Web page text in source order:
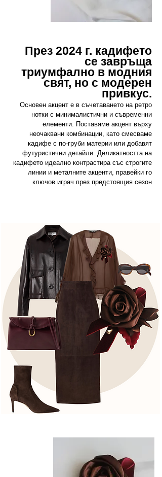
През 2024 г. кадифето
се завръща
триумфално в модния
свят, но с модерен
привкус.
Основен акцент е в съчетаването на ретро
нотки с минималистични и съвременни
елементи. Поставяме акцент върху
неочаквани комбинации, като смесваме
кадифе с по-груби материи или добавят
футуристични детайли. Деликатността на
кадифето идеално контрастира със строгите
линии и металните акценти, правейки го
ключов играч през предстоящия сезон